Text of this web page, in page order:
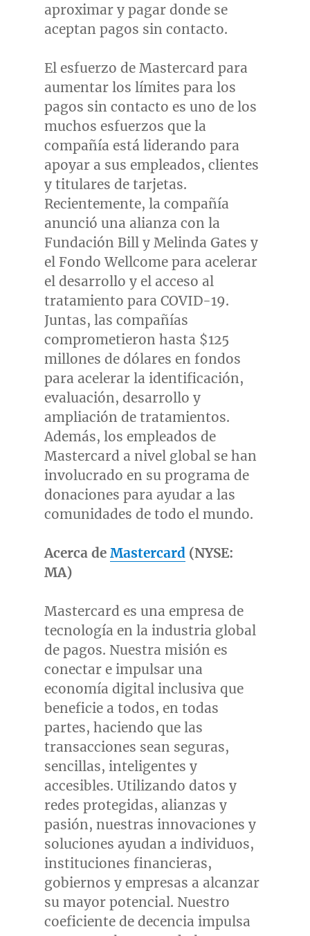
aproximar y pagar donde se
aceptan pagos sin contacto.
El esfuerzo de Mastercard para
aumentar los límites para los
pagos sin contacto es uno de los
muchos esfuerzos que la
compañía está liderando para
apoyar a sus empleados, clientes
y titulares de tarjetas.
Recientemente, la compañía
anunció una alianza con la
Fundación Bill y Melinda Gates y
el Fondo Wellcomepara acelerar
el desarrollo y el acceso al
tratamiento para COVID-19.
Juntas, las compañías
comprometieron hasta $125
millones de dólares en fondos
para acelerar la identificación,
evaluación, desarrollo y
ampliación de tratamientos.
Además, los empleados de
Mastercard a nivel global se han
involucrado en su programa de
donaciones para ayudar a las
comunidades de todo el mundo.
Acerca de Mastercard(NYSE:
MA)
Mastercard es una empresa de
tecnología en la industria global
de pagos. Nuestra misión es
conectar e impulsar una
economía digital inclusiva que
beneficie a todos, en todas
partes, haciendo que las
transacciones sean seguras,
sencillas, inteligentes y
accesibles. Utilizando datos y
redes protegidas, alianzas y
pasión, nuestras innovaciones y
soluciones ayudan a individuos,
instituciones financieras,
gobiernos y empresas a alcanzar
su mayor potencial. Nuestro
coeficiente de decencia impulsa